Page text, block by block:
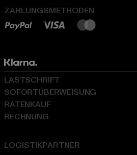
ZAHLUNGSMETHODEN
LOGISTIKPARTNER
LASTSCHRIFT
SOFORTÜBERWEISUNG
RATENKAUF
RECHNUNG